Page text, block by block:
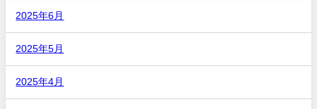
2025年6月
2025年5月
2025年4月